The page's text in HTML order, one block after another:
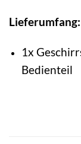
Lieferumfang:
1x
Bedienteil